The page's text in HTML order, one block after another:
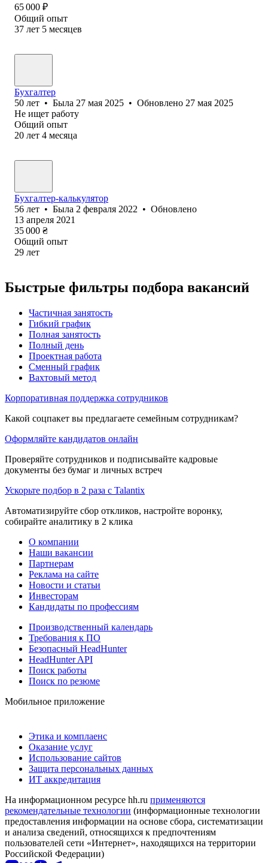
65 000 ₽
Общий опыт
37 лет 5 месяцев
Бухгалтер
50 лет • Была 27 мая 2025 • Обновлено 27 мая 2025
Не ищет работу
Общий опыт
20 лет 4 месяца
Бухгалтер-калькулятор
56 лет • Была 2 февраля 2022 • Обновлено
13 апреля 2021
35 000 ₴
Общий опыт
29 лет
Быстрые фильтры подбора вакансий
Частичная занятость
Гибкий график
Полная занятость
Полный день
Проектная работа
Сменный график
Вахтовый метод
Корпоративная поддержка сотрудников
Какой соцпакет вы предлагаете семейным сотрудникам?
Оформляйте кандидатов онлайн
Проверяйте сотрудников и подписывайте кадровые
документы без бумаг и личных встреч
Ускорьте подбор в 2 раза с Talantix
Автоматизируйте сбор откликов, настройте воронку,
собирайте аналитику в 2 клика
О компании
Наши вакансии
Партнерам
Реклама на сайте
Новости и статьи
Инвесторам
Кандидаты по профессиям
Производственный календарь
Требования к ПО
Безопасный HeadHunter
HeadHunter API
Поиск работы
Поиск по резюме
Мобильное приложение
Этика и комплаенс
Оказание услуг
Использование сайтов
Защита персональных данных
ИТ аккредитация
На информационном ресурсе hh.ru применяются
рекомендательные технологии (информационные технологии
предоставления информации на основе сбора, систематизации
и анализа сведений, относящихся к предпочтениям
пользователей сети «Интернет», находящихся на территории
Российской Федерации)